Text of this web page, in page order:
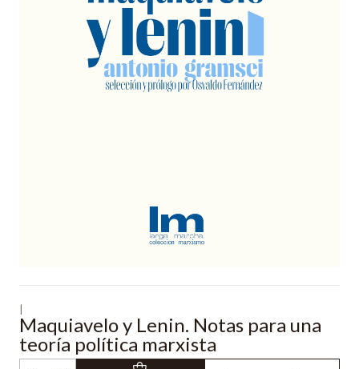
Maquiavelo y Lenin. Notas para una
teoría política marxista